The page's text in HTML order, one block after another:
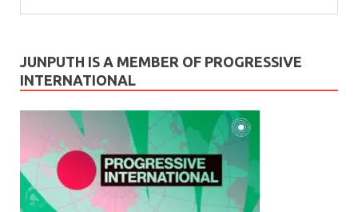
JUNPUTH IS A MEMBER OF PROGRESSIVE
INTERNATIONAL